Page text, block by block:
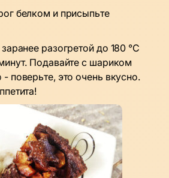
белком и присыпьте
разогретой до 180 °C
Подавайте с шариком
поверьте, это очень вкусно.